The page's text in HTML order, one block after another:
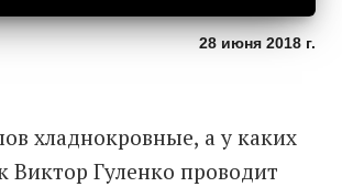
28 июня 2018 г.
хладнокровные, а у каких
Гуленко проводит